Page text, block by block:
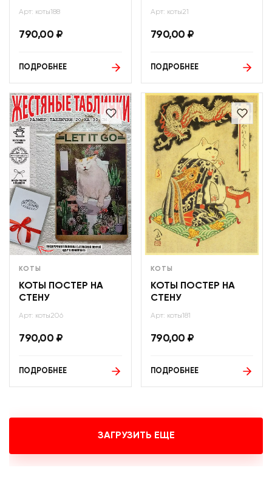
Арт: коты188
790,00 ₽
ПОДРОБНЕЕ
Арт: коты21
790,00 ₽
ПОДРОБНЕЕ
КОТЫ
КОТЫ ПОСТЕР НА
СТЕНУ
Арт: коты206
790,00 ₽
ПОДРОБНЕЕ
КОТЫ
КОТЫ ПОСТЕР НА
СТЕНУ
Арт: коты181
790,00 ₽
ПОДРОБНЕЕ
ЗАГРУЗИТЬ ЕЩЕ